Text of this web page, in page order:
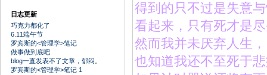
日志更新
巧克力都化了
6.11端午节
罗宾斯的<管理学>笔记
做事做到底吧
blog一直发表不了文章，郁闷。
罗宾斯的<管理学>笔记 1
得到的只不过是失意
看起来，只有死才是
然而我并未厌弃人生，
也知道我还不至死于